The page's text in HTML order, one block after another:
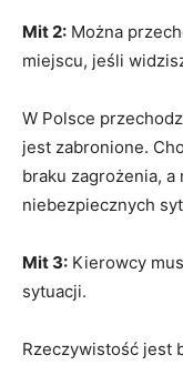
Mit 2: Można
miejscu, jeśli
W Polsce
jest zabronione.
braku zagrożenia,
niebezpiecznych
Mit 3: Kierowcy
sytuacji.
Rzeczywistość jest